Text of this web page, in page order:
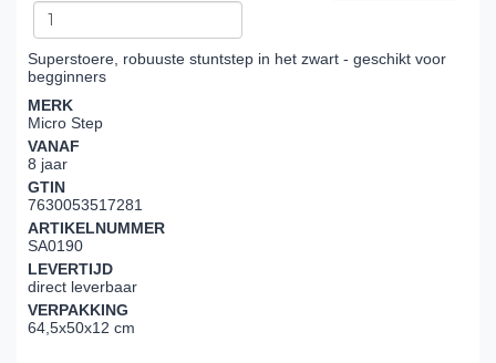
Superstoere, robuuste stuntstep in het zwart - geschikt voor
begginners
MERK
Micro Step
VANAF
8 jaar
GTIN
7630053517281
ARTIKELNUMMER
SA0190
LEVERTIJD
direct leverbaar
VERPAKKING
64,5x50x12 cm